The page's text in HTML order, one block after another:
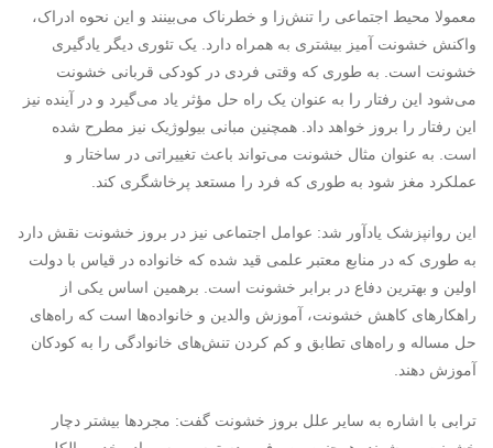
معمولا محیط اجتماعی را تنش‌زا و خطرناک می‌بینند و این نحوه ادراک،
واکنش خشونت آمیز بیشتری به همراه دارد. یک تئوری دیگر یادگیری
خشونت است. به طوری که وقتی فردی در کودکی قربانی خشونت
می‌شود این رفتار را به عنوان یک راه حل مؤثر یاد می‌گیرد و در آینده نیز
این رفتار را بروز خواهد داد. همچنین مبانی بیولوژیک نیز مطرح شده
است. به عنوان مثال خشونت می‌تواند باعث تغییراتی در ساختار و
عملکرد مغز شود به طوری که فرد را مستعد پرخاشگری کند.
این روانپزشک یادآور شد: عوامل اجتماعی نیز در بروز خشونت نقش دارد
به طوری که در منابع معتبر علمی قید شده که خانواده در قیاس با دولت
اولین و بهترین دفاع در برابر خشونت است. برهمین اساس یکی از
راهکارهای کاهش خشونت، آموزش والدین و خانواده‌ها است که راه‌های
حل مساله و راه‌های تطابق و کم کردن تنش‌های خانوادگی را به کودکان
آموزش دهند.
ترابی با اشاره به سایر علل بروز خشونت گفت: مجردها بیشتر دچار